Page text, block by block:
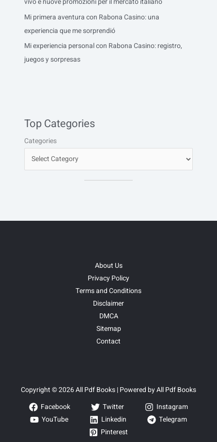
Mi primera aventura con Rabona Casino: una
experiencia que me sorprendió
Mi experiencia personal con Rabona Casino: registro,
juegos y sorpresas
Top Categories
Categories
About Us
Privacy Policy
Terms and Conditions
Disclaimer
DMCA
Sitemap
Contact
Copyright © 2026 All Pdf Books | Powered by All Pdf Books
Facebook
Twitter
Instagram
YouTube
Linkedin
Telegram
Pinterest